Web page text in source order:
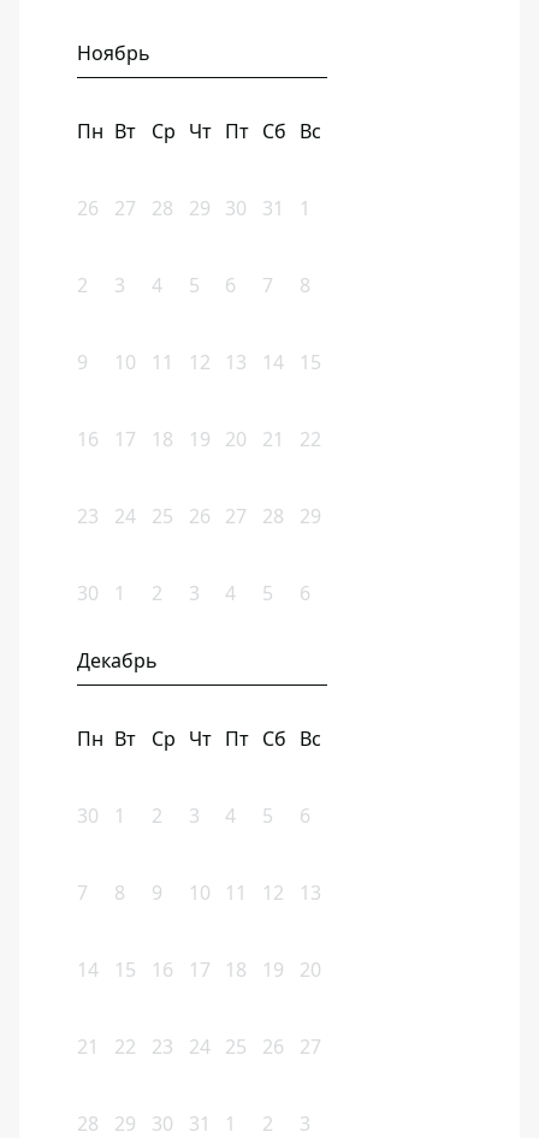
Ноябрь
Пн Вт Ср Чт Пт Сб Вс
26 27 28 29 30 31 1
2 3 4 5 6 7 8
9 10 11 12 13 14 15
16 17 18 19 20 21 22
23 24 25 26 27 28 29
30 1 2 3 4 5 6
Декабрь
Пн Вт Ср Чт Пт Сб Вс
30 1 2 3 4 5 6
7 8 9 10 11 12 13
14 15 16 17 18 19 20
21 22 23 24 25 26 27
28 29 30 31 1 2 3